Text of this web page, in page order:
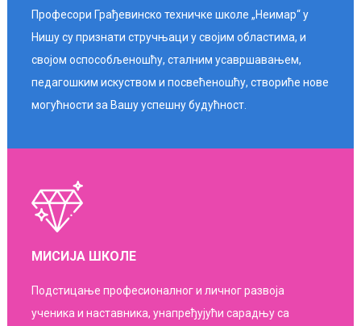
Професори Грађевинско техничке школе „Неимар“ у
Нишу су признати стручњаци у својим областима, и
својом оспособљеношћу, сталним усавршавањем,
педагошким искуством и посвећеношћу, створиће нове
могућности за Вашу успешну будућност.
МИСИЈА ШКОЛЕ
Подстицање професионалног и личног развоја
ученика и наставника, унапређујући сарадњу са